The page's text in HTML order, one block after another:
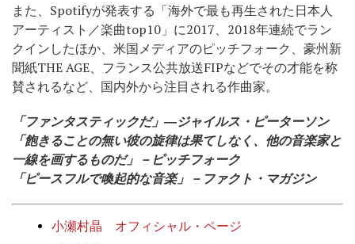
また、Spotifyが発表する「海外で最も再生された日本人
アーティスト／楽曲top10」に2017、2018年連続でラン
クインしたほか、米国メディアのピッチフォーク、豪州新
聞紙THE AGE、フランス公共放送FIPなどでその才能を称
賛されるなど、国内外から注目される作曲家。
「ファンタスティックだ」―ジャイルス・ピーターソン
「飽きることの無い彼の旋律は果てしなく、他の音楽家と
一線を画するものだ」－ピッチフォーク
「ピースフルで喚起的な音楽」－ファクト・マガジン
小瀬村晶 オフィシャル・ページ